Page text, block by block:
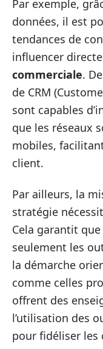
Par exemple,
données, il est
tendances de
influencer
commerciale.
de CRM
sont capables
que les réseaux
mobiles,
client.
Par ailleurs, la
stratégie
Cela garantit
seulement les
la démarche
comme celles
offrent des
l’utilisation des
pour fidéliser les